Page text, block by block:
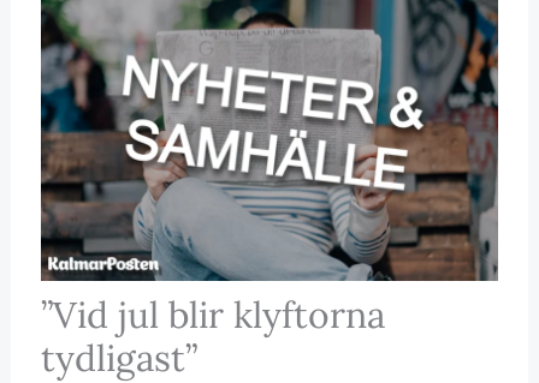
”Vid jul blir klyftorna
tydligast”